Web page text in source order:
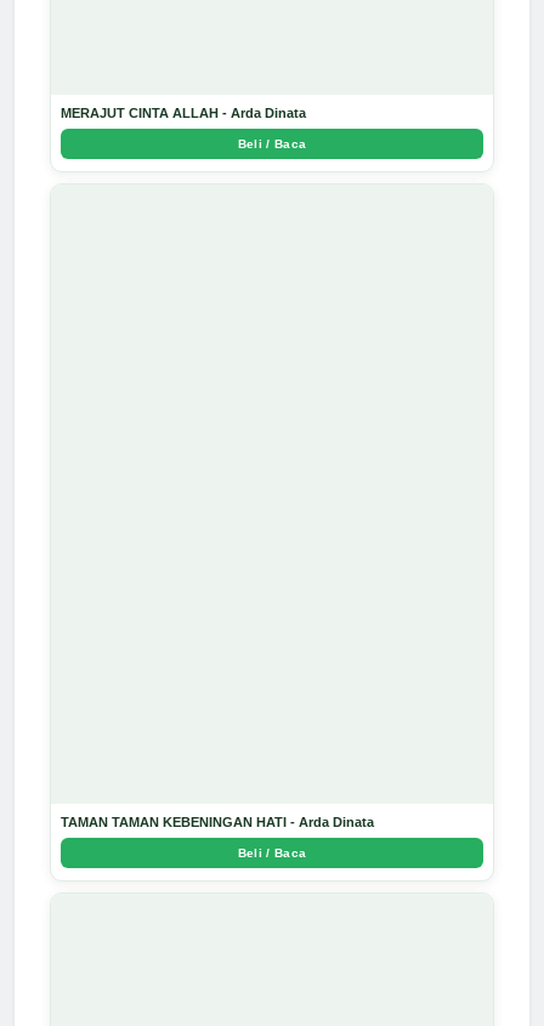
MERAJUT CINTA ALLAH - Arda Dinata
Beli / Baca
TAMAN TAMAN KEBENINGAN HATI - Arda Dinata
Beli / Baca